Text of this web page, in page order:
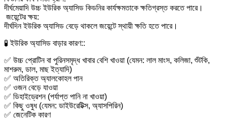
দীর্ঘমেয়াদি উচ্চ ইউরিক অ্যাসিড কিডনির কার্যক্ষমতাকে ক্ষতিগ্রস্ত করতে পারে।
জয়েন্টের ক্ষয়:
দীর্ঘদিন ইউরিক অ্যাসিড বেড়ে থাকলে জয়েন্টে স্থায়ী ক্ষতি হতে পারে।
🧪 ইউরিক অ্যাসিড বাড়ার কারণ::
✅ উচ্চ প্রোটিন বা পুরিনসমৃদ্ধ খাবার বেশি খাওয়া (যেমন: লাল মাংস, কলিজা, শুঁটকি,
মাশরুম, ডাল, মাছ ইত্যাদি)
✅ অতিরিক্ত অ্যালকোহল পান
✅ ওজন বেড়ে যাওয়া
✅ ডিহাইড্রেশন (পর্যাপ্ত পানি না খাওয়া)
✅ কিছু ওষুধ (যেমন: ডাইউরেটিক্স, অ্যাসপিরিন)
✅ জেনেটিক কারণ